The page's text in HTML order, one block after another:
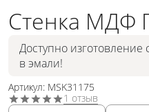
Стенка МДФ
Доступно
в эмали!
Артикул: MSK31175
1 отзыв